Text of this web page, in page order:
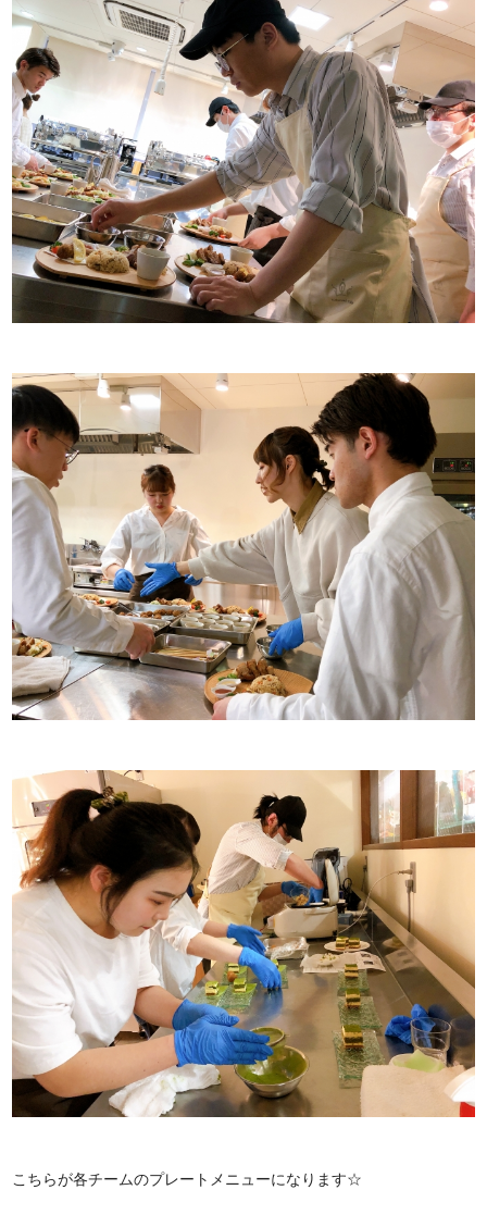
こちらが各チームのプレートメニューになります☆